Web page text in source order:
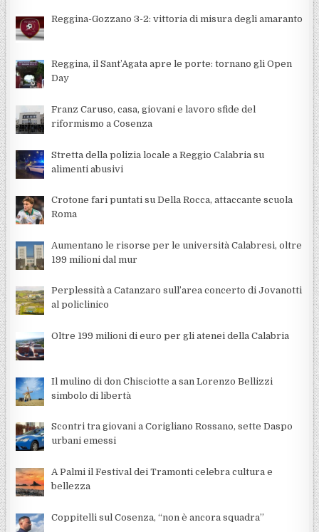
Reggina-Gozzano 3-2: vittoria di misura degli amaranto
Reggina, il Sant’Agata apre le porte: tornano gli Open
Day
Franz Caruso, casa, giovani e lavoro sfide del
riformismo a Cosenza
Stretta della polizia locale a Reggio Calabria su
alimenti abusivi
Crotone fari puntati su Della Rocca, attaccante scuola
Roma
Aumentano le risorse per le università Calabresi, oltre
199 milioni dal mur
Perplessità a Catanzaro sull’area concerto di Jovanotti
al policlinico
Oltre 199 milioni di euro per gli atenei della Calabria
Il mulino di don Chisciotte a san Lorenzo Bellizzi
simbolo di libertà
Scontri tra giovani a Corigliano Rossano, sette Daspo
urbani emessi
A Palmi il Festival dei Tramonti celebra cultura e
bellezza
Coppitelli sul Cosenza, “non è ancora squadra”